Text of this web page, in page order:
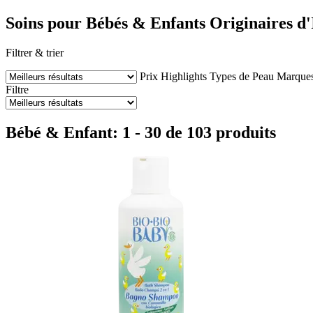
Soins pour Bébés & Enfants Originaires
Filtrer & trier
Prix Highlights Types de Peau
Filtre
Bébé & Enfant: 1 - 30 de 103 produits